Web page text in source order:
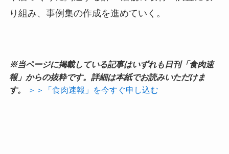
り組み、事例集の作成を進めていく。
※当ページに掲載している記事はいずれも日刊「食肉速
報」からの抜粋です。詳細は本紙でお読みいただけま
す。
＞＞「食肉速報」を今すぐ申し込む